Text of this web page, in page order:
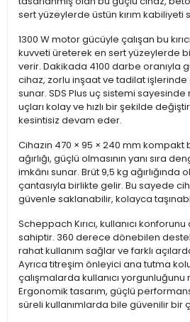
sert yüzeylerde üstün kırım kabiliyeti
1300 W motor gücüyle çalışan bu
kuvveti üreterek en sert yüzeylerde
verir. Dakikada 4100 darbe oranıyla
cihaz, zorlu inşaat ve tadilat
sunar. SDS Plus uç sistemi
uçları kolay ve hızlı bir şekilde
kesintisiz devam eder.
Cihazın 470 × 95 × 240 mm kompakt
ağırlığı, güçlü olmasının yanı sıra
imkânı sunar. Brüt 9,5 kg ağırlığında
çantasıyla birlikte gelir. Bu sayede
güvenle saklanabilir, kolayca
Scheppach Kırıcı, kullanıcı
sahiptir. 360 derece dönebilen
rahat kullanım sağlar ve farklı
Ayrıca titreşim önleyici ana tutma
çalışmalarda kullanıcı
Ergonomik tasarım, güçlü
süreli kullanımlarda bile güvenilir bir